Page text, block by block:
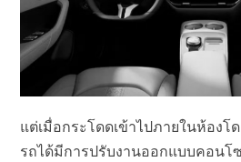
แต่เมื่อกระโดดเข้าไปภายในห้อง
รถได้มีการปรับงานออกแบบคอนโ